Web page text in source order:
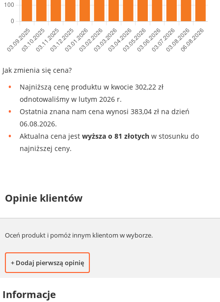
Jak zmienia się cena?
Najniższą cenę produktu w kwocie 302,22 zł
odnotowaliśmy w lutym 2026 r.
Ostatnia znana nam cena wynosi 383,04 zł na dzień
06.08.2026.
Aktualna cena jest wyższa o 81 złotych w stosunku do
najniższej ceny.
Opinie klientów
Oceń produkt i pomóż innym klientom w wyborze.
+ Dodaj pierwszą opinię
Informacje